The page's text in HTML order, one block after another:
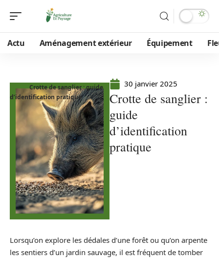
Actu Aménagement extérieur Équipement
Crotte de sanglier : guide
d’identification pratique
30 janvier 2025
Crotte de sanglier :
guide
d’identification
pratique
Lorsqu’on explore les dédales d’une forêt ou qu’on arpente
les sentiers d’un jardin sauvage, il est fréquent de tomber